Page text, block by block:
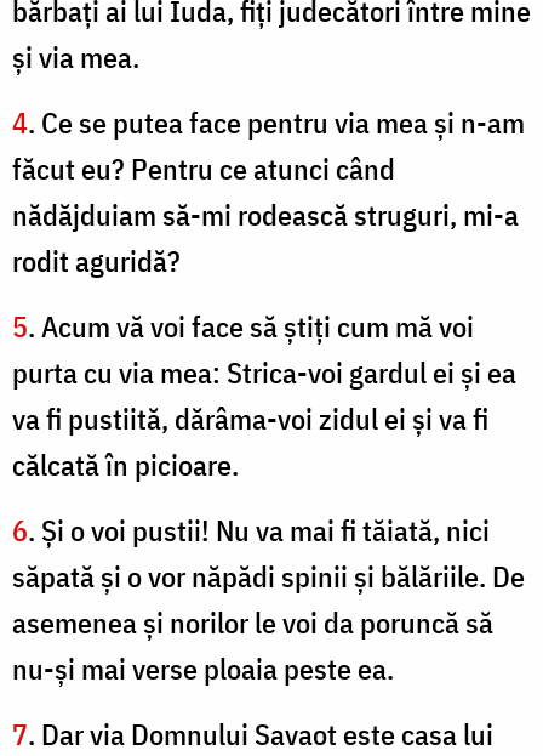
bărbaţi ai lui Iuda, fiţi judecători între mine
şi via mea.
4. Ce se putea face pentru via mea şi n-am
făcut eu? Pentru ce atunci când
nădăjduiam să-mi rodească struguri, mi-a
rodit aguridă?
5. Acum vă voi face să ştiţi cum mă voi
purta cu via mea: Strica-voi gardul ei şi ea
va fi pustiită, dărâma-voi zidul ei şi va fi
călcată în picioare.
6. Şi o voi pustii! Nu va mai fi tăiată, nici
săpată şi o vor năpădi spinii şi bălăriile. De
asemenea şi norilor le voi da poruncă să
nu-şi mai verse ploaia peste ea.
7. Dar via Domnului Savaot este casa lui